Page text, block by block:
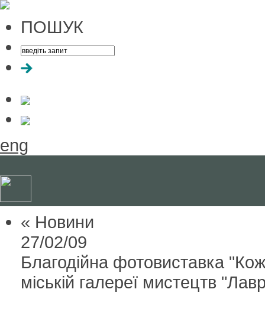
ПОШУК
eng
« Новини
27/02/09
Благодійна фотовиставка
міській галереї мистецтв